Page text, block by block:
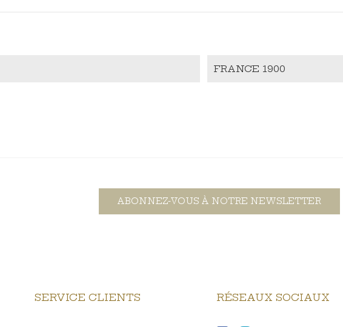
FRANCE 1900
ABONNEZ-VOUS À NOTRE NEWSLETTER
SERVICE CLIENTS RÉSEAUX SOCIAUX